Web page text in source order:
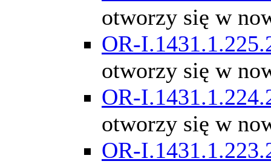
otworzy się w
OR-
otworzy się w
OR-
otworzy się w
OR-